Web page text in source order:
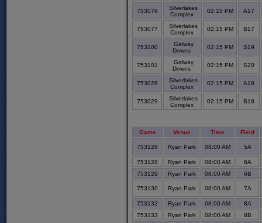
753076
Silverlakes
Complex
02:15 PM A17
753077
Silverlakes
Complex
02:15 PM B17
753100
Galway
Downs
02:15 PM S19
753101
Galway
Downs
02:15 PM S20
753028
Silverlakes
Complex
02:15 PM A18
753029
Silverlakes
Complex
02:15 PM B18
Game Venue Time Field
753126 Ryan Park 08:00 AM 5A
753128 Ryan Park 08:00 AM
6A
753129
Ryan Park 08:00 AM 6B
753130 Ryan Park 08:00 AM 7A
753132 Ryan Park 08:00 AM
8A
753133
Ryan Park 08:00 AM 8B